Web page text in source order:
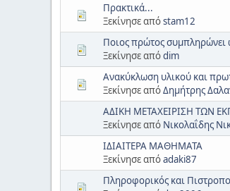
Πρακτικά...
Ξεκίνησε απόstam12
Ποιος πρώτος συμπληρώνει
Ξεκίνησε απόdim
Ανακύκλωση υλικού και
Ξεκίνησε απόΔημήτρης
ΑΔΙΚΗ ΜΕΤΑΧΕΙΡΙΣΗ ΤΩΝ
Ξεκίνησε από Νικολαΐδης
ΙΔΙΑΙΤΕΡΑ ΜΑΘΗΜΑΤΑ
Ξεκίνησε απόadaki87
Πληροφορικός και